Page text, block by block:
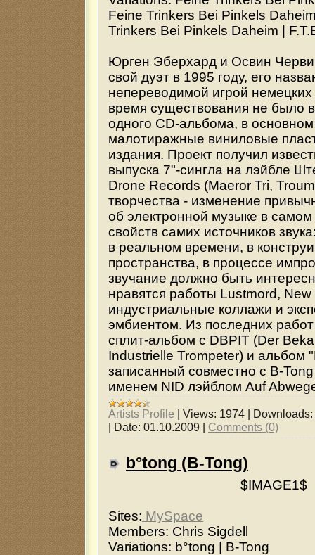
Feine Trinkers Bei Pinkels
Trinkers Bei Pinkels Daheim |
Юрген Эберхард и Освин
свой дуэт в 1995 году, его
непереводимой игрой немецких
время существования не было
одного CD-альбома, в основном
малотиражные виниловые
издания. Проект получил
выпуска 7"-сингла на лэйбле
Drone Records (Maeror Tri,
творчества - изменение
об электронной музыке в самом
свойств самих источников
в реальном времени, в
пространства, в процессе
звучание должно быть
нравятся работы Lustmord,
индустриальные коллажи и
эмбиентом. Из последних
сплит-альбом с DBPIT (Der
Industrielle Trompeter) и альбом
записанный совместно с B-
именем NID лэйблом Auf
Artists Profile | Views: 1974 | Downloads:
| Date: 01.10.2009 | Comments (0)
b°tong (B-Tong)
$IMAGE1$
Sites: MySpace
Members: Chris Sigdell
Variations: b°tong | B-Tong